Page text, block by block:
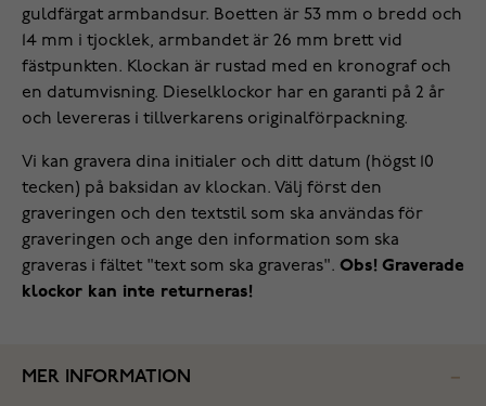
guldfärgat armbandsur. Boetten är 53 mm o bredd och
14 mm i tjocklek, armbandet är 26 mm brett vid
fästpunkten. Klockan är rustad med en kronograf och
en datumvisning. Dieselklockor har en garanti på 2 år
och levereras i tillverkarens originalförpackning.
Vi kan gravera dina initialer och ditt datum (högst 10
tecken) på baksidan av klockan. Välj först den
graveringen och den textstil som ska användas för
graveringen och ange den information som ska
graveras i fältet "text som ska graveras". Obs! Graverade
klockor kan inte returneras!
MER INFORMATION